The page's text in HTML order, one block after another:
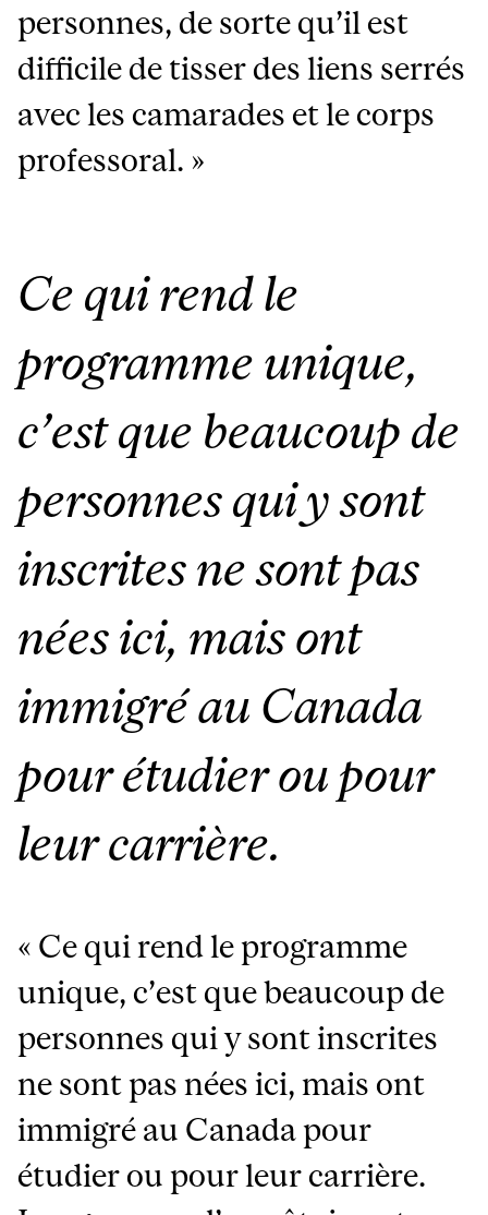
personnes, de sorte qu’il est
difficile de tisser des liens serrés
avec les camarades et le corps
professoral. »
Ce qui rend le
programme unique,
c’est que beaucoup de
personnes qui y sont
inscrites ne sont pas
nées ici, mais ont
immigré au Canada
pour étudier ou pour
leur carrière.
« Ce qui rend le programme
unique, c’est que beaucoup de
personnes qui y sont inscrites
ne sont pas nées ici, mais ont
immigré au Canada pour
étudier ou pour leur carrière.